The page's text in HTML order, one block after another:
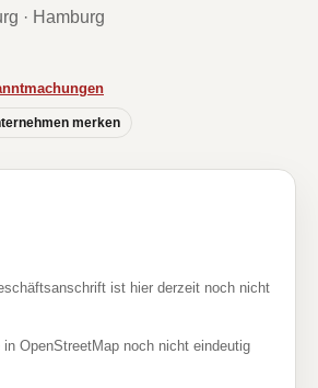
· Hamburg
merken
ist hier derzeit noch nicht
in OpenStreetMap noch nicht eindeutig